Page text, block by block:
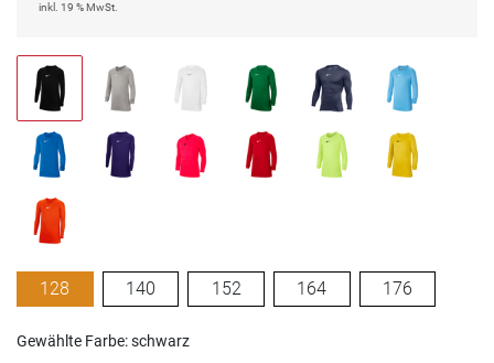
inkl. 19 % MwSt.
128 140 152 164 176
Gewählte Farbe: schwarz